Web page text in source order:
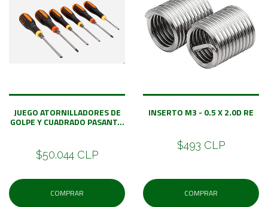
JUEGO ATORNILLADORES DE
GOLPE Y CUADRADO PASANT...
$50.044 CLP
COMPRAR
INSERTO M3 - 0.5 X 2.0D RE
$493 CLP
COMPRAR